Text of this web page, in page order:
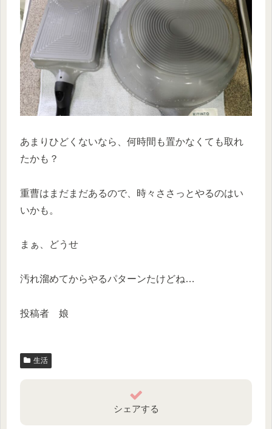
あまりひどくないなら、何時間も置かなくても取れ
たかも？
重曹はまだまだあるので、時々ささっとやるのはい
いかも。
まぁ、どうせ
汚れ溜めてからやるパターンたけどね…
投稿者 娘
生活
シェアする